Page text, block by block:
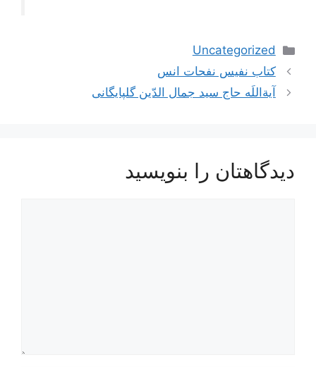
دسته‌ها
Uncategorized
ناوبری
نوشته‌ها
کتاب نفیس نفحات انس
آیةاللَه حاج سید جمال الدّین گلپایگانی
دیدگاهتان را بنویسید